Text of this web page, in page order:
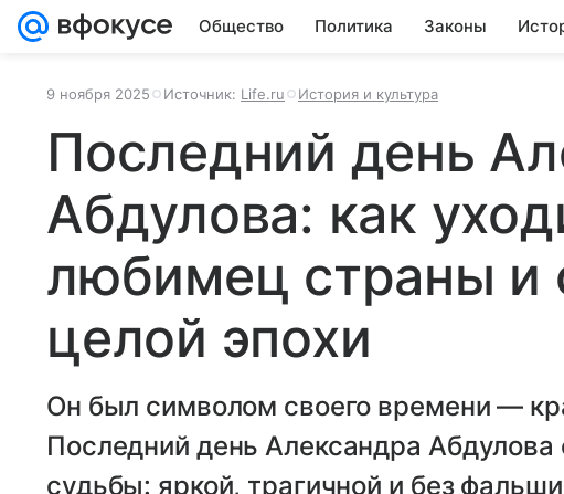
Общество Политика Законы
9 ноября 2025 Источник: Life.ru История и культура
Последний день
Абдулова: как
любимец страны и
целой эпохи
Он был символом своего времени —
Последний день Александра Абдулова
судьбы: яркой, трагичной и без